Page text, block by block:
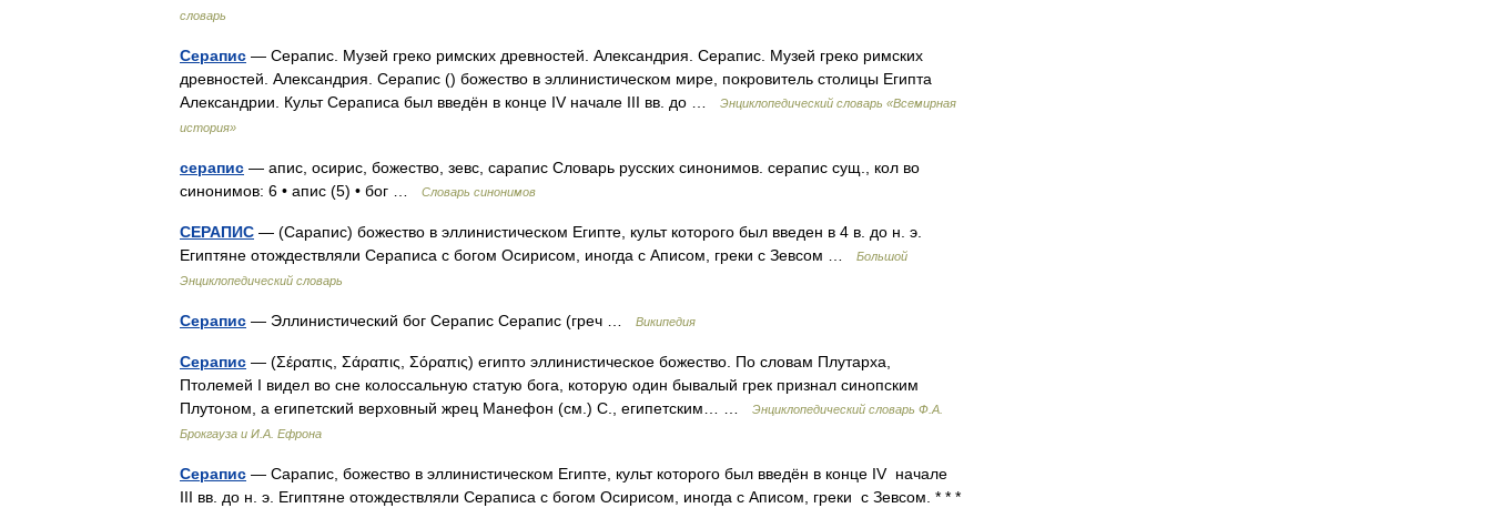
словарь
Серапис — Серапис. Музей греко римских древностей. Александрия. Серапис. Музей греко римских
древностей. Александрия. Серапис () божество в эллинистическом мире, покровитель столицы Египта
Александрии. Культ Сераписа был введён в конце IV начале III вв. до …
Энциклопедический словарь «Всемирная
история»
серапис — апис, осирис, божество, зевс, сарапис Словарь русских синонимов. серапис сущ., кол во
синонимов: 6 • апис (5) • бог …
Словарь синонимов
СЕРАПИС — (Сарапис) божество в эллинистическом Египте, культ которого был введен в 4 в. до н. э.
Египтяне отождествляли Сераписа с богом Осирисом, иногда с Аписом, греки с Зевсом …
Большой
Энциклопедический словарь
Серапис — Эллинистический бог Серапис Серапис (греч … Википедия
Серапис — (Σέραπις, Σάραπις, Σόραπις) египто эллинистическое божество. По словам Плутарха,
Птолемей I видел во сне колоссальную статую бога, которую один бывалый грек признал синопским
Плутоном, а египетский верховный жрец Манефон (см.) С., египетским… …
Энциклопедический словарь Ф.А.
Брокгауза и И.А. Ефрона
Серапис — Сарапис, божество в эллинистическом Египте, культ которого был введён в конце IV начале
III вв. до н. э. Египтяне отождествляли Сераписа с богом Осирисом, иногда с Аписом, греки с Зевсом. * * *